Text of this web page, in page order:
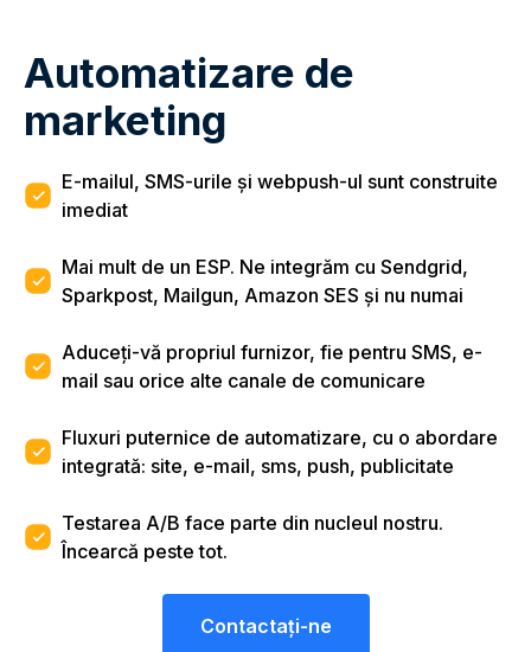
Automatizare de
marketing
E-mailul, SMS-urile și webpush-ul sunt construite
imediat
Mai mult de un ESP. Ne integrăm cu Sendgrid,
Sparkpost, Mailgun, Amazon SES și nu numai
Aduceți-vă propriul furnizor, fie pentru SMS, e-
mail sau orice alte canale de comunicare
Fluxuri puternice de automatizare, cu o abordare
integrată: site, e-mail, sms, push, publicitate
Testarea A/B face parte din nucleul nostru.
Încearcă peste tot.
Contactaţi-ne